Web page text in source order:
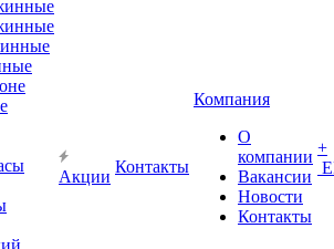
Акции
Контакты
Компания
О
компании
Вакансии
Новости
Контакты
+